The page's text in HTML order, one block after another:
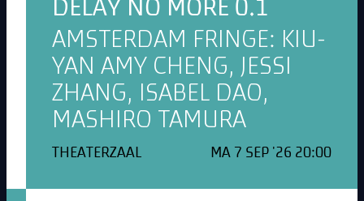
DELAY NO MORE 0.1
AMSTERDAM FRINGE: KIU-
YAN AMY CHENG, JESSI
ZHANG, ISABEL DAO,
MASHIRO TAMURA
THEATERZAAL MA 7 SEP '26 20:00